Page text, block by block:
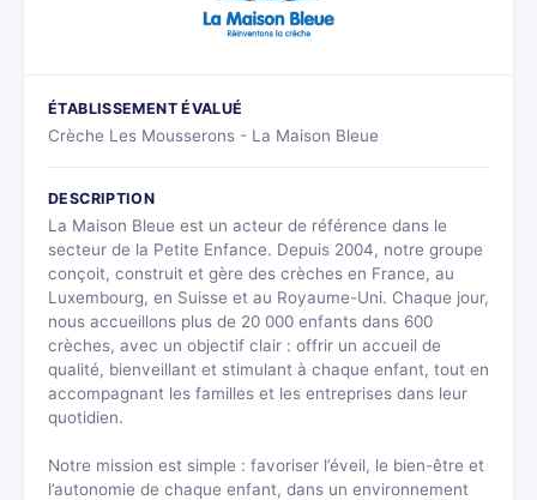
ÉTABLISSEMENT ÉVALUÉ
Crèche Les Mousserons - La Maison Bleue
DESCRIPTION
La Maison Bleue est un acteur de référence dans le
secteur de la Petite Enfance. Depuis 2004, notre groupe
conçoit, construit et gère des crèches en France, au
Luxembourg, en Suisse et au Royaume-Uni. Chaque jour,
nous accueillons plus de 20 000 enfants dans 600
crèches, avec un objectif clair : offrir un accueil de
qualité, bienveillant et stimulant à chaque enfant, tout en
accompagnant les familles et les entreprises dans leur
quotidien.
Notre mission est simple : favoriser l’éveil, le bien-être et
l’autonomie de chaque enfant, dans un environnement